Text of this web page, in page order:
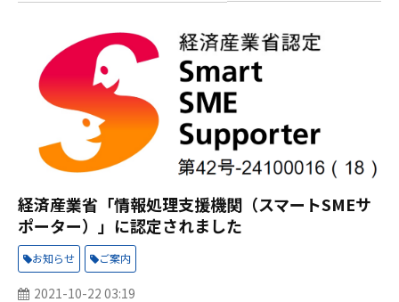
経済産業省「情報処理支援機関（スマートSMEサ
ポーター）」に認定されました
お知らせ ご案内
2021-10-22 03:19